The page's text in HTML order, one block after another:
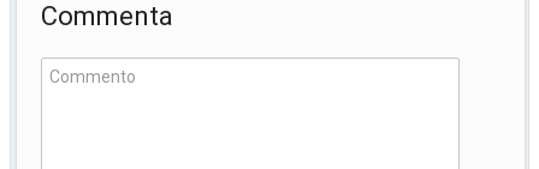
Commenta